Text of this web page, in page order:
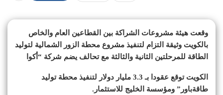
وقعت هيئة مشروعات الشراكة بين القطاعين العام والخاص
بالكويت وثيقة التزام لتنفيذ مشروع محطة الزور الشمالية لتوليد
الطاقة للمرحلتين الثانية والثالثة مع تحالف يضم شركة “أكوا
الكويت توقع عقودا بـ 3.3 مليار دولار لتنفيذ محطة توليد
طاقةباور” ومؤسسة الخليج للاستثمار.